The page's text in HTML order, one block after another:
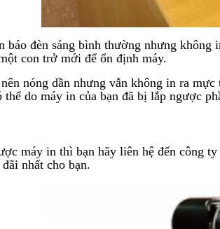
báo đèn sáng bình thường nhưng
con trở mới để ổn định máy.
nóng dần nhưng vẫn không in ra
do máy in của bạn đã bị lắp ngược
máy in thì bạn hãy liên hệ đến công
nhất cho bạn.